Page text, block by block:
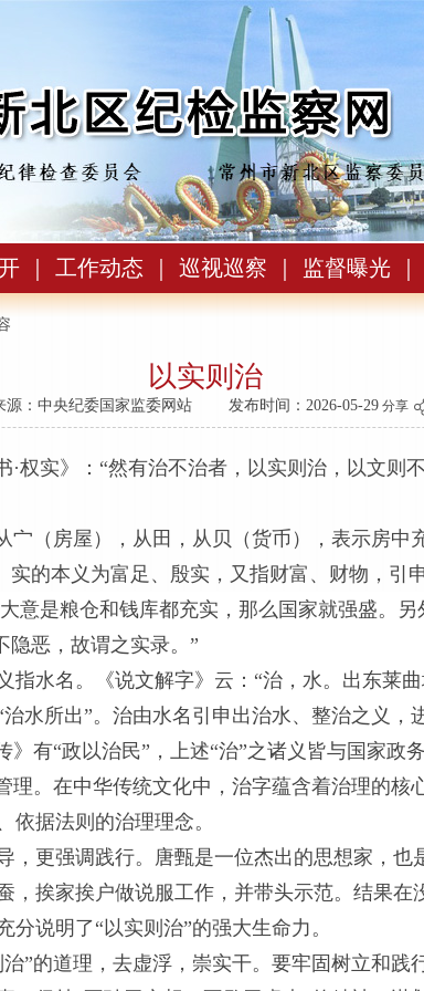
工作动态 巡视巡察 监督曝光
以实则治
源：中央纪委国家监委网站 发布时间：2026-05-29 分享
·权实》：“然有治不治者，以实则治，以文则
宀（房屋），从田，从贝（货币），表示房中
实的本义为富足、殷实，又指财富、财物，引
意是粮仓和钱库都充实，那么国家就强盛。另
隐恶，故谓之实录。”
指水名。《说文解字》云：“治，水。出东莱
水所出”。治由水名引申出治水、整治之义，
》有“政以治民”，上述“治”之诸义皆与国家政
理。在中华传统文化中，治字蕴含着治理的核
依据法则的治理理念。
，更强调践行。唐甄是一位杰出的思想家，也
，挨家挨户做说服工作，并带头示范。结果在
说明了“以实则治”的强大生命力。
”的道理，去虚浮，崇实干。要牢固树立和践